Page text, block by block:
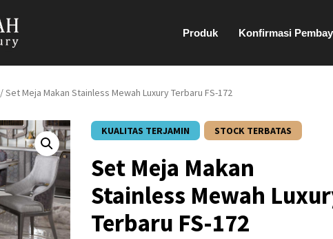
Produk Konfirmasi
/ Set Meja Makan Stainless Mewah Luxury Terbaru FS-172
KUALITAS TERJAMIN STOCK TERBATAS
Set Meja Makan
Stainless Mewah
Terbaru FS-172